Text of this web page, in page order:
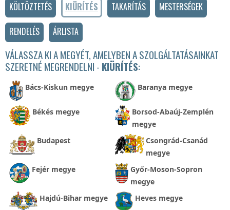
KÖLTÖZTETÉS KIÜRÍTÉS TAKARÍTÁS
MESTERSÉGEK
RENDELÉS
ÁRLISTA
VÁLASSZA KI A MEGYÉT, AMELYBEN A SZOLGÁLTATÁSAINKAT
SZERETNÉ MEGRENDELNI - KIÜRÍTÉS:
Bács-Kiskun megye Baranya megye
Békés megye
Borsod-Abaúj-Zemplén
megye
Budapest
Csongrád-Csanád
megye
Fejér megye
Győr-Moson-Sopron
megye
Hajdú-Bihar megye
Heves megye